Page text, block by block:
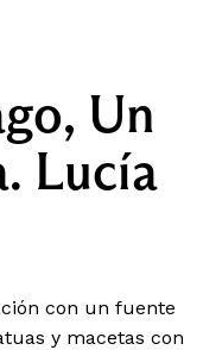
Un
Lucía
con un fuente
y macetas con